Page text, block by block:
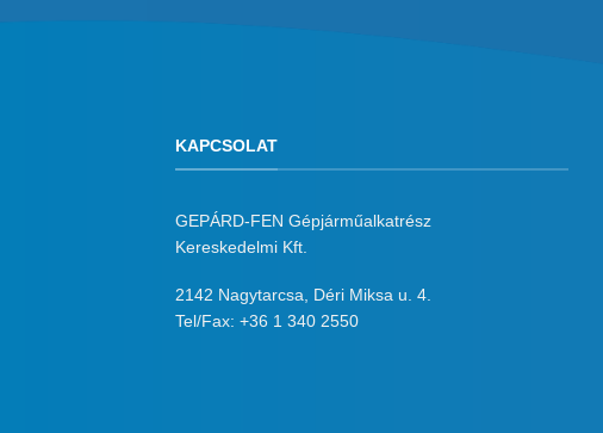
KAPCSOLAT
GEPÁRD-FEN Gépjárműalkatrész
Kereskedelmi Kft.
2142 Nagytarcsa, Déri Miksa u. 4.
Tel/Fax: +36 1 340 2550